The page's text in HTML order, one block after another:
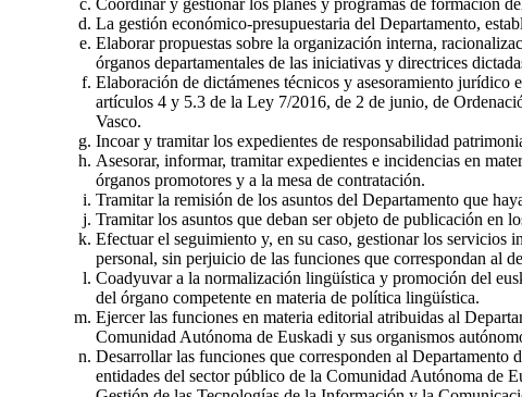
Coordinar y gestionar los planes y programas de formación
La gestión económico-presupuestaria del Departamento,
Elaborar propuestas sobre la organización interna,
órganos departamentales de las iniciativas y directrices
Elaboración de dictámenes técnicos y asesoramiento jurídico
artículos 4 y 5.3 de la Ley 7/2016, de 2 de junio, de
Vasco.
Incoar y tramitar los expedientes de responsabilidad
Asesorar, informar, tramitar expedientes e incidencias en
órganos promotores y a la mesa de contratación.
Tramitar la remisión de los asuntos del Departamento que
Tramitar los asuntos que deban ser objeto de publicación en
Efectuar el seguimiento y, en su caso, gestionar los servicios
personal, sin perjuicio de las funciones que correspondan al
Coadyuvar a la normalización lingüística y promoción del
del órgano competente en materia de política lingüística.
Ejercer las funciones en materia editorial atribuidas al
Comunidad Autónoma de Euskadi y sus organismos
Desarrollar las funciones que corresponden al
entidades del sector público de la Comunidad Autónoma de